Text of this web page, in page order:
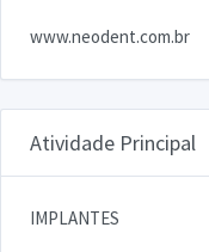
www.neodent.com.br
Atividade Principal
IMPLANTES